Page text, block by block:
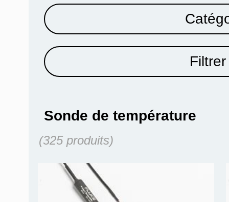
Sonde de température
(325 produits)